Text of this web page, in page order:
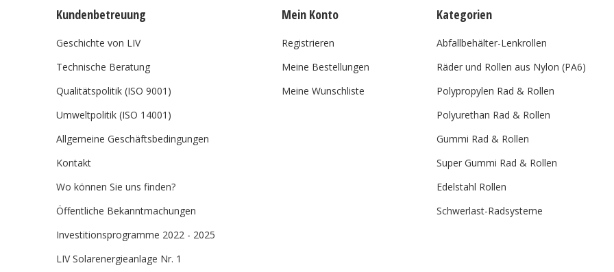
Kundenbetreuung
Geschichte von LIV
Technische Beratung
Qualitätspolitik (ISO 9001)
Umweltpolitik (ISO 14001)
Allgemeine Geschäftsbedingungen
Kontakt
Wo können Sie uns finden?
Öffentliche Bekanntmachungen
Investitionsprogramme 2022 - 2025
LIV Solarenergieanlage Nr. 1
Mein Konto
Registrieren
Meine Bestellungen
Meine Wunschliste
Kategorien
Abfallbehälter-Lenkrollen
Räder und Rollen aus Nylon (PA6)
Polypropylen Rad & Rollen
Polyurethan Rad & Rollen
Gummi Rad & Rollen
Super Gummi Rad & Rollen
Edelstahl Rollen
Schwerlast-Radsysteme